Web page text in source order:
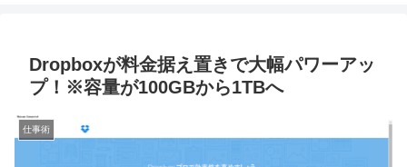
Dropboxが料金据え置きで大幅パワーアッ
プ！※容量が100GBから1TBへ
仕事術